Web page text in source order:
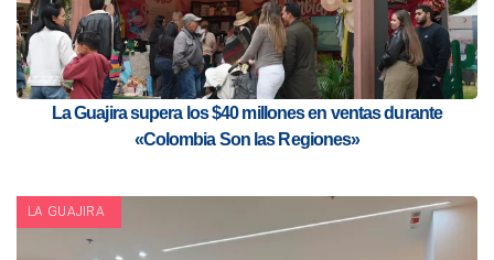
La Guajira supera los $40 millones en ventas durante
«Colombia Son las Regiones»
LA GUAJIRA